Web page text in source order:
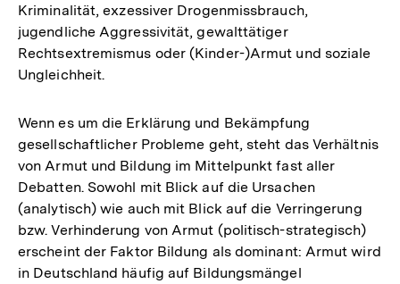
Kriminalität, exzessiver Drogenmissbrauch,
jugendliche Aggressivität, gewalttätiger
Rechtsextremismus oder (Kinder-)Armut und soziale
Ungleichheit.
Wenn es um die Erklärung und Bekämpfung
gesellschaftlicher Probleme geht, steht das Verhältnis
von Armut und Bildung im Mittelpunkt fast aller
Debatten. Sowohl mit Blick auf die Ursachen
(analytisch) wie auch mit Blick auf die Verringerung
bzw. Verhinderung von Armut (politisch-strategisch)
erscheint der Faktor Bildung als dominant: Armut wird
in Deutschland häufig auf Bildungsmängel